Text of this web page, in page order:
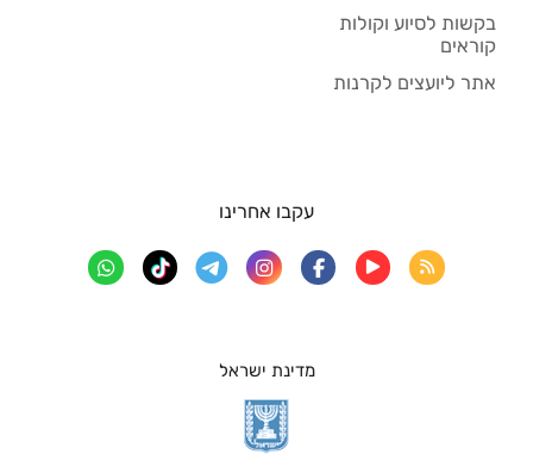
בקשות לסיוע וקולות
קוראים
אתר ליועצים לקרנות
מדינת ישראל
עקבו אחרינו